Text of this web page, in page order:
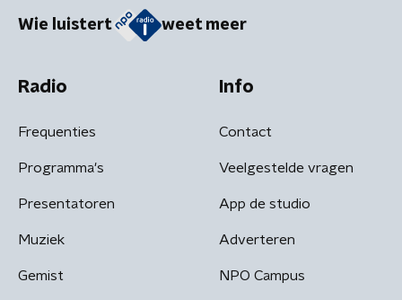
Wie luistert weet meer
Radio
Frequenties
Programma's
Presentatoren
Muziek
Gemist
Info
Contact
Veelgestelde vragen
App de studio
Adverteren
NPO Campus